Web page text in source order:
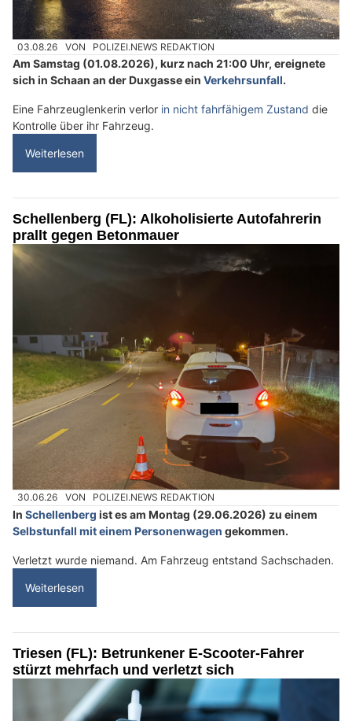
03.08.26 VON POLIZEI.NEWS REDAKTION
Am Samstag (01.08.2026), kurz nach 21:00 Uhr, ereignete
sich in Schaan an der Duxgasse ein Verkehrsunfall.
Eine Fahrzeuglenkerin verlor in nicht fahrfähigem Zustand die
Kontrolle über ihr Fahrzeug.
Weiterlesen
Schellenberg (FL): Alkoholisierte Autofahrerin
prallt gegen Betonmauer
30.06.26 VON POLIZEI.NEWS REDAKTION
In Schellenberg ist es am Montag (29.06.2026) zu einem
Selbstunfall mit einem Personenwagen gekommen.
Verletzt wurde niemand. Am Fahrzeug entstand Sachschaden.
Weiterlesen
Triesen (FL): Betrunkener E-Scooter-Fahrer
stürzt mehrfach und verletzt sich